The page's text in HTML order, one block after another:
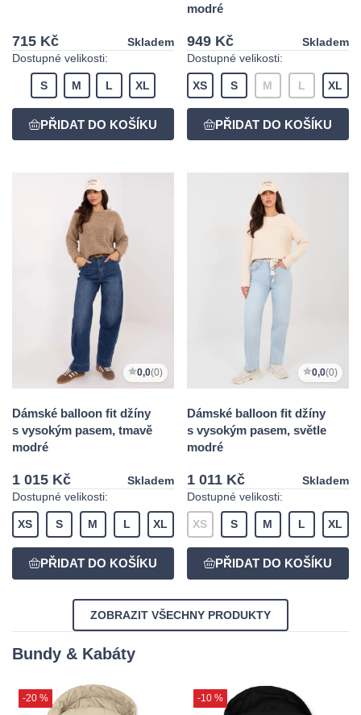
715 Kč
Skladem
Dostupné velikosti:
S M L XL
modré
949 Kč
Skladem
Dostupné velikosti:
XS S M L XL
0,0(0)
Dámské balloon fit džíny
s vysokým pasem, tmavě
modré
1 015 Kč
Skladem
Dostupné velikosti:
XS S M L XL
0,0(0)
Dámské balloon fit džíny
s vysokým pasem, světle
modré
1 011 Kč
Skladem
Dostupné velikosti:
XS S M L XL
ZOBRAZIT VŠECHNY PRODUKTY
Bundy & Kabáty
-20 % -10 %